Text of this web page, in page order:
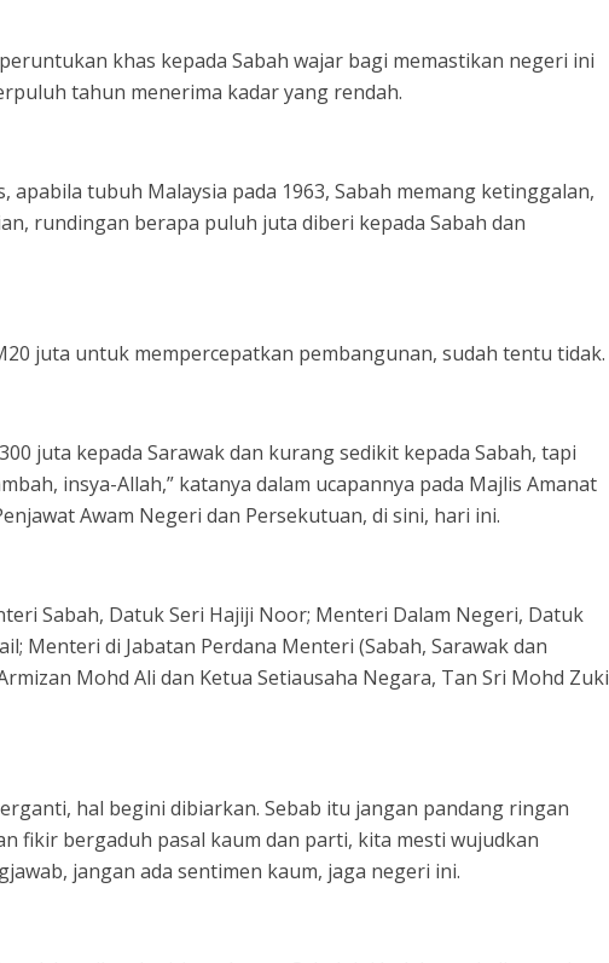
khas kepada Sabah wajar bagi memastikan negeri ini
tahun menerima kadar yang rendah.
apabila tubuh Malaysia pada 1963, Sabah memang ketinggalan,
rundingan berapa puluh juta diberi kepada Sabah dan
juta untuk mempercepatkan pembangunan, sudah tentu tidak.
juta kepada Sarawak dan kurang sedikit kepada Sabah, tapi
insya-Allah,” katanya dalam ucapannya pada Majlis Amanat
Awam Negeri dan Persekutuan, di sini, hari ini.
Sabah, Datuk Seri Hajiji Noor; Menteri Dalam Negeri, Datuk
Menteri di Jabatan Perdana Menteri (Sabah, Sarawak dan
Mohd Ali dan Ketua Setiausaha Negara, Tan Sri Mohd Zuki
hal begini dibiarkan. Sebab itu jangan pandang ringan
fikir bergaduh pasal kaum dan parti, kita mesti wujudkan
jangan ada sentimen kaum, jaga negeri ini.